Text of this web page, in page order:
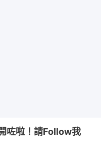
咗啦！請Follow我